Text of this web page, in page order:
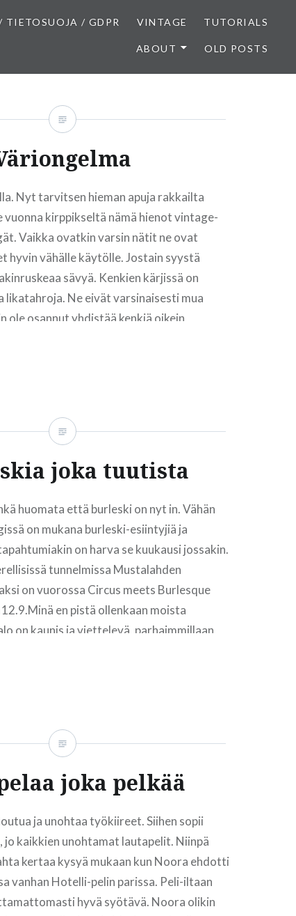
TIETOSUOJA / GDPR VINTAGE TUTORIALS
ABOUT OLD POSTS
Nyt tarvitsen hieman apuja rakkailta
kirppikseltä nämä hienot vintage-
Vaikka ovatkin varsin nätit ne ovat
hyvin vähälle käytölle. Jostain syystä
sävyä. Kenkien kärjissä on
likatahroja. Ne eivät varsinaisesti mua
ole osannut yhdistää kenkiä oikein
joka tuutista
huomata että burleski on nyt in. Vähän
on mukana burleski-esiintyjiä ja
on harva se kuukausi jossakin.
tunnelmissa Mustalahden
on vuorossa Circus meets Burlesque
en pistä ollenkaan moista
on kaunis ja viettelevä, parhaimmillaan
joka pelkää
ja unohtaa työkiireet. Siihen sopii
kaikkien unohtamat lautapelit. Niinpä
kertaa kysyä mukaan kun Noora ehdotti
vanhan Hotelli-pelin parissa. Peli-iltaan
hyvä syötävä. Noora olikin